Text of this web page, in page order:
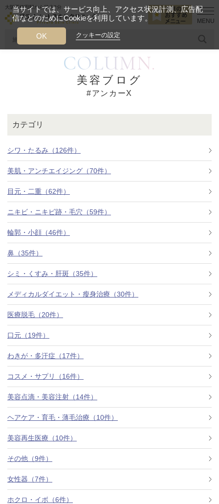
大阪西梅田駅から徒歩2分
糸リフト ヒアルロン酸
今月のおすすめメニュー
クリニックについて
料金一覧
施術症例
初めての方へ
お悩みで探す
医師紹介
アクセス
西梅田から徒歩2分
ついて
アンカーX
COLUMN.
美容ブログ
#アンカーX
カテゴリ
シワ・たるみ（126件）
美肌・アンチエイジング（70件）
目元・二重（62件）
ニキビ・ニキビ跡・毛穴（59件）
輪郭・小顔（46件）
鼻（35件）
シミ・くすみ・肝斑（35件）
メディカルダイエット・瘦身治療（30件）
医療脱毛（20件）
口元（19件）
わきが・多汗症（17件）
コスメ・サプリ（16件）
美容点滴・美容注射（14件）
ヘアケア・育毛・薄毛治療（10件）
美容再生医療（10件）
その他（9件）
女性器（7件）
ホクロ・イボ（6件）
当サイトでは、サービス向上、アクセス状況計測、広告配
信などのためにCookieを利用しています。
クッキーの設定
OK